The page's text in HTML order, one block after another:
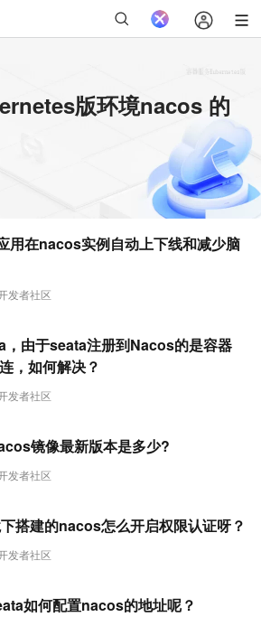
版环境nacos 的
发者社区
用在nacos实例自动上下线和减少脑
发者社区
，由于seata注册到Nacos的是容器
，如何解决？
发者社区
镜像最新版本是多少?
发者社区
搭建的nacos怎么开启权限认证呀？
如何配置nacos的地址呢？